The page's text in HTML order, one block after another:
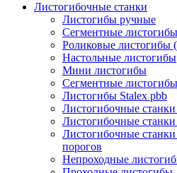
Листогибочные станки
Листогибы ручные
Сегментные листогибы
Роликовые листогибы
Настольные листогибы
Мини листогибы
Сегментные
Листогибы Stalex pbb
Листогибочные
Листогибочные
Листогибочные
порогов
Непроходные